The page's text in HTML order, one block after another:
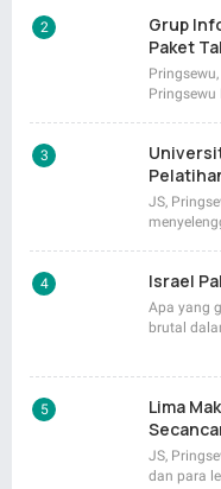
Grup
Paket
Pringsewu
JS,
Israel
Apa yang
brutal
Lima
JS,
dan para